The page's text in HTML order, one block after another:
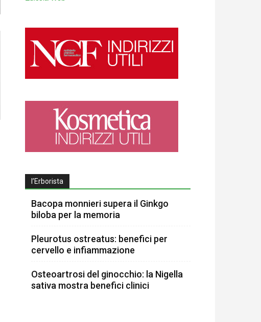
l’Erborista
Bacopa monnieri supera il Ginkgo
biloba per la memoria
Pleurotus ostreatus: benefici per
cervello e infiammazione
Osteoartrosi del ginocchio: la Nigella
sativa mostra benefici clinici